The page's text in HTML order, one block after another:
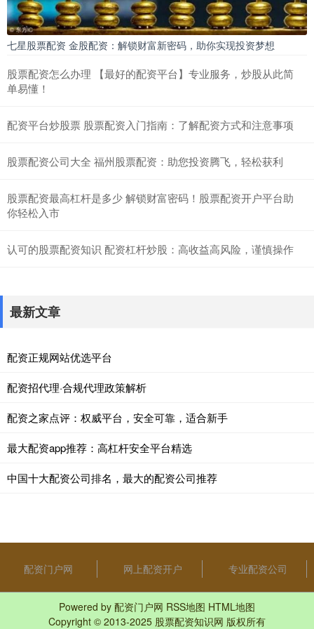
七星股票配资 金股配资：解锁财富新密码，助你实现投资梦想
股票配资怎么办理 【最好的配资平台】专业服务，炒股从此简
单易懂！
配资平台炒股票 股票配资入门指南：了解配资方式和注意事项
股票配资公司大全 福州股票配资：助您投资腾飞，轻松获利
股票配资最高杠杆是多少 解锁财富密码！股票配资开户平台助
你轻松入市
认可的股票配资知识 配资杠杆炒股：高收益高风险，谨慎操作
最新文章
配资正规网站优选平台
配资招代理·合规代理政策解析
配资之家点评：权威平台，安全可靠，适合新手
最大配资app推荐：高杠杆安全平台精选
中国十大配资公司排名，最大的配资公司推荐
配资门户网 网上配资开户 专业配资公司
Powered by 配资门户网 RSS地图 HTML地图
Copyright © 2013-2025 股票配资知识网 版权所有